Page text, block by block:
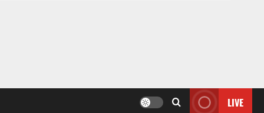
LIVE